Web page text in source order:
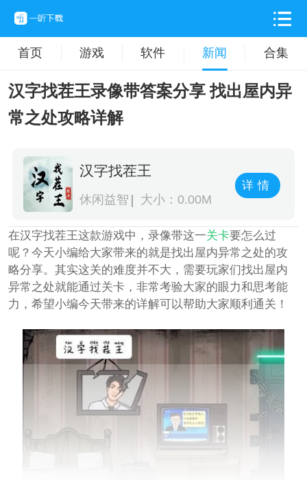
首页 游戏 软件 新闻 合集
汉字找茬王录像带答案分享 找出屋内异
常之处攻略详解
汉字找茬王
休闲益智 大小：0.00M
详情
在汉字找茬王这款游戏中，录像带这一关卡要怎么过
呢？今天小编给大家带来的就是找出屋内异常之处的攻
略分享。其实这关的难度并不大，需要玩家们找出屋内
异常之处就能通过关卡，非常考验大家的眼力和思考能
力，希望小编今天带来的详解可以帮助大家顺利通关！